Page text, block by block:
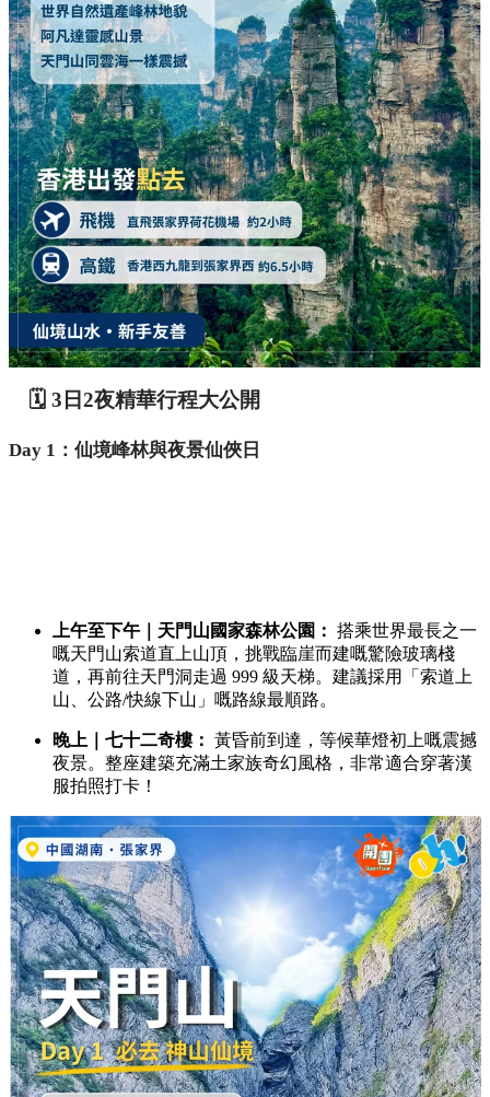
🗓️ 3日2夜精華行程大公開
Day 1：仙境峰林與夜景仙俠日
上午至下午｜天門山國家森林公園： 搭乘世界最長之一
嘅天門山索道直上山頂，挑戰臨崖而建嘅驚險玻璃棧
道，再前往天門洞走過 999 級天梯。建議採用「索道上
山、公路/快線下山」嘅路線最順路。
晚上｜七十二奇樓： 黃昏前到達，等候華燈初上嘅震撼
夜景。整座建築充滿土家族奇幻風格，非常適合穿著漢
服拍照打卡！